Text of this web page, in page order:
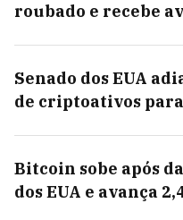
roubado e recebe
Senado dos EUA
de criptoativos
Bitcoin sobe após
dos EUA e avança